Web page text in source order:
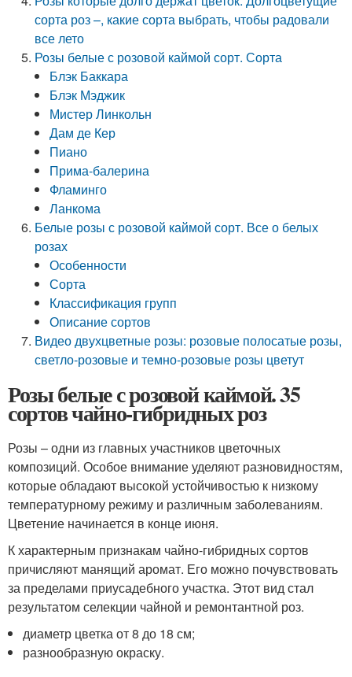
сорта роз –, какие сорта выбрать, чтобы радовали
все лето
Розы белые с розовой каймой сорт. Сорта
Блэк Баккара
Блэк Мэджик
Мистер Линкольн
Дам де Кер
Пиано
Прима-балерина
Фламинго
Ланкома
Белые розы с розовой каймой сорт. Все о белых
розах
Особенности
Сорта
Классификация групп
Описание сортов
Видео двухцветные розы: розовые полосатые розы,
светло-розовые и темно-розовые розы цветут
Розы белые с розовой каймой. 35
сортов чайно-гибридных роз
Розы – одни из главных участников цветочных
композиций. Особое внимание уделяют разновидностям,
которые обладают высокой устойчивостью к низкому
температурному режиму и различным заболеваниям.
Цветение начинается в конце июня.
К характерным признакам чайно-гибридных сортов
причисляют манящий аромат. Его можно почувствовать
за пределами приусадебного участка. Этот вид стал
результатом селекции чайной и ремонтантной роз.
диаметр цветка от 8 до 18 см;
разнообразную окраску.